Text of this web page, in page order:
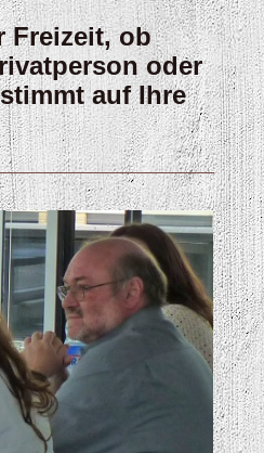
Freizeit, ob
oder
auf Ihre